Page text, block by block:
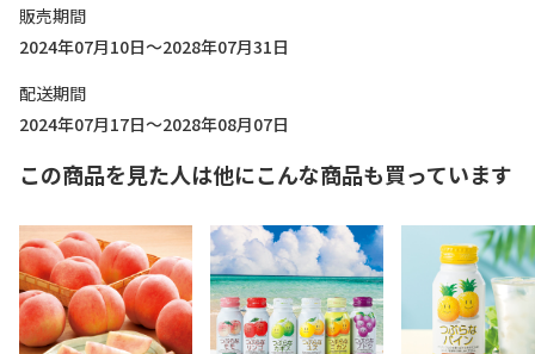
販売期間
2024年07月10日～2028年07月31日
配送期間
2024年07月17日～2028年08月07日
この商品を見た人は他にこんな商品も買っています